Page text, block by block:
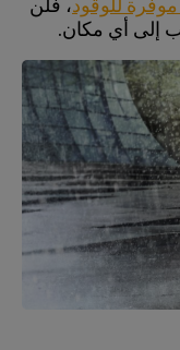
للوقود، فلن
إلى أي مكان.